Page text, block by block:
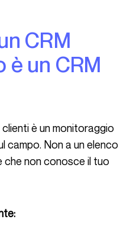
un CRM
campo. Non a un elenco
che non conosce il tuo